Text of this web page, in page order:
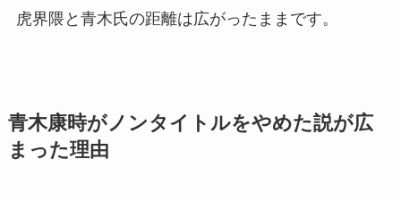
虎界隈と青木氏の距離は広がったままです。
青木康時がノンタイトルをやめた説が広
まった理由